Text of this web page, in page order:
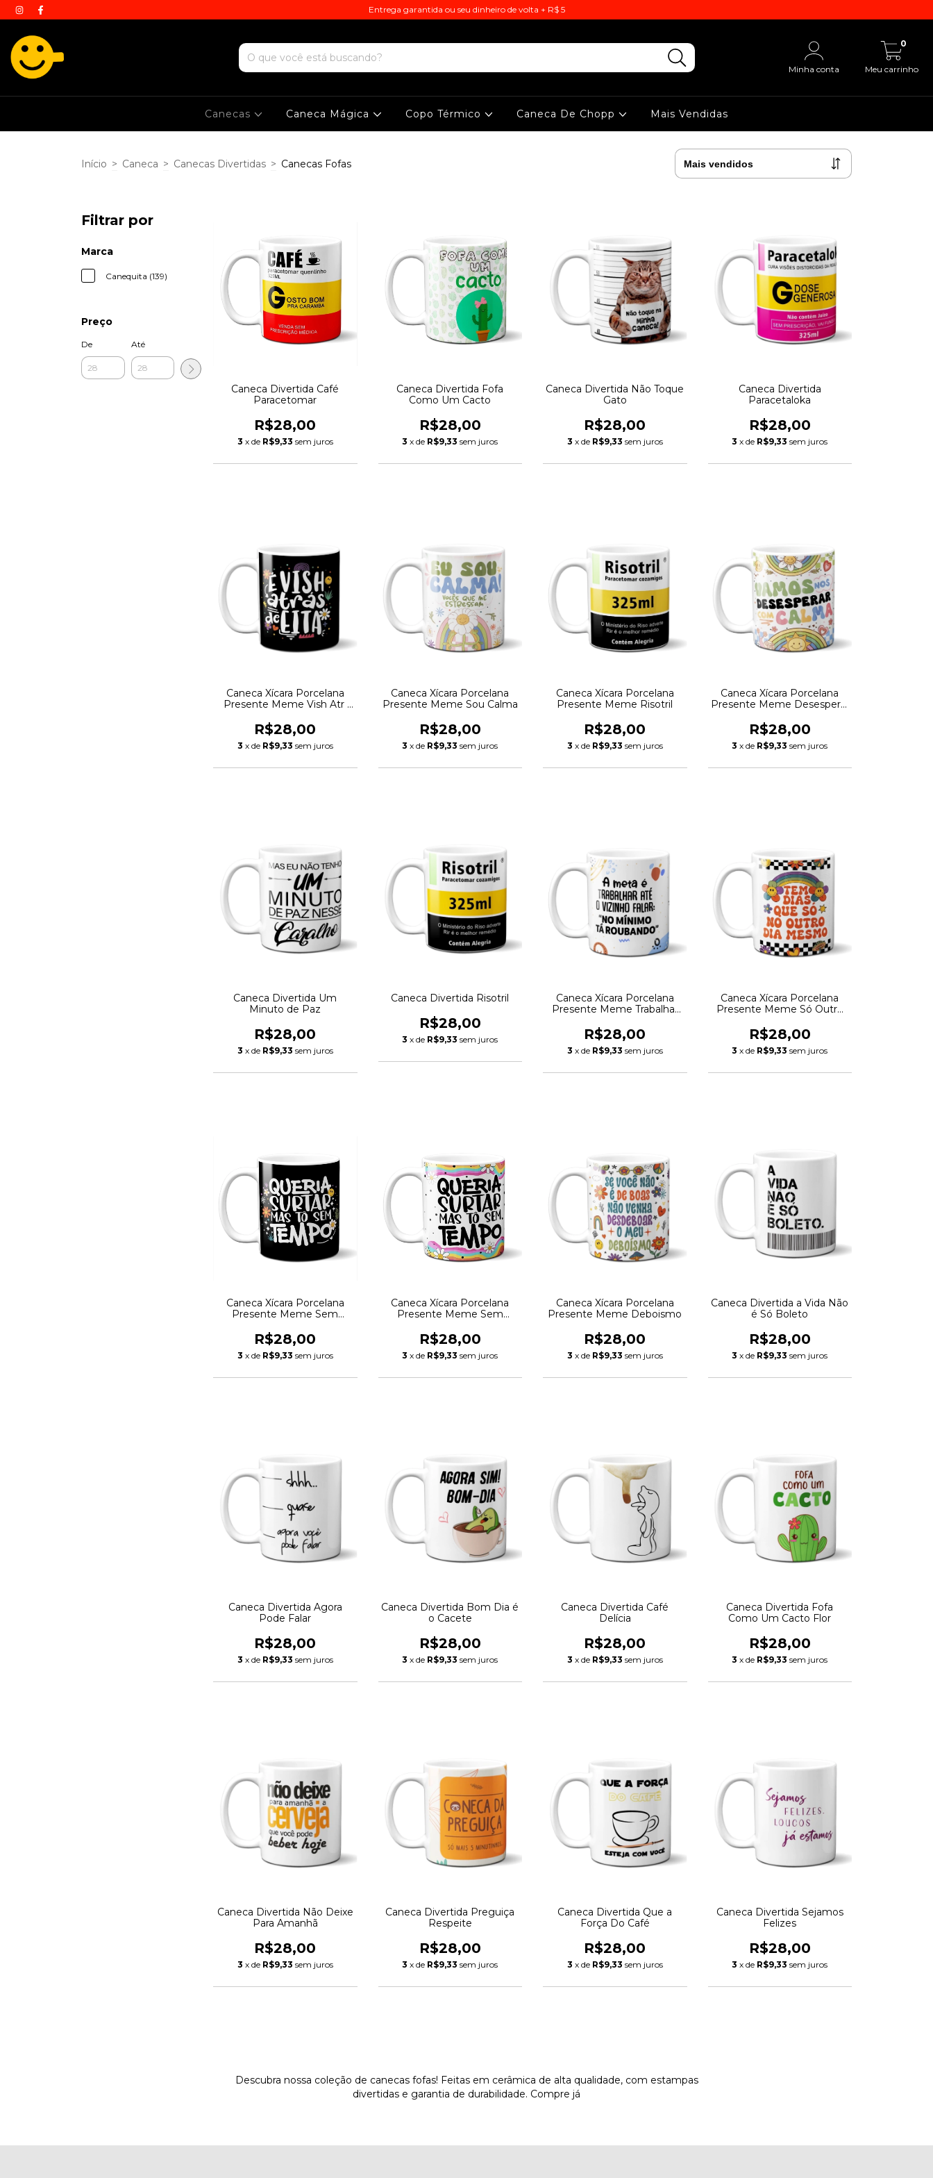
Entrega garantida ou seu dinheiro de volta + R$ 5
Minha conta Meu carrinho
0
Canecas Caneca Mágica Copo Térmico Caneca De Chopp Mais Vendidas
Início > Caneca > Canecas Divertidas > Canecas Fofas
Filtrar por
Marca
Canequita (139)
Preço
De Até
Caneca Divertida Café
Paracetomar
R$28,00
3 x de R$9,33 sem juros
Caneca Divertida Fofa
Como Um Cacto
R$28,00
3 x de R$9,33 sem juros
Caneca Divertida Não Toque
Gato
R$28,00
3 x de R$9,33 sem juros
Caneca Divertida
Paracetaloka
R$28,00
3 x de R$9,33 sem juros
Caneca Xícara Porcelana
Presente Meme Vish Atr
R$28,00
3 x de R$9,33 sem juros
Caneca Xícara Porcelana
Presente Meme Sou Calma
R$28,00
3 x de R$9,33 sem juros
Caneca Xícara Porcelana
Presente Meme Risotril
R$28,00
3 x de R$9,33 sem juros
Caneca Xícara Porcelana
Presente Meme Desesperar
R$28,00
3 x de R$9,33 sem juros
Caneca Divertida Um
Minuto de Paz
R$28,00
3 x de R$9,33 sem juros
Caneca Divertida Risotril
R$28,00
3 x de R$9,33 sem juros
Caneca Xícara Porcelana
Presente Meme Trabalhar
R$28,00
3 x de R$9,33 sem juros
Caneca Xícara Porcelana
Presente Meme Só Outro
R$28,00
3 x de R$9,33 sem juros
Caneca Xícara Porcelana
Presente Meme Sem
R$28,00
3 x de R$9,33 sem juros
Caneca Xícara Porcelana
Presente Meme Sem
R$28,00
3 x de R$9,33 sem juros
Caneca Xícara Porcelana
Presente Meme Deboismo
R$28,00
3 x de R$9,33 sem juros
Caneca Divertida a Vida Não
é Só Boleto
R$28,00
3 x de R$9,33 sem juros
Caneca Divertida Agora
Pode Falar
R$28,00
3 x de R$9,33 sem juros
Caneca Divertida Bom Dia é
o Cacete
R$28,00
3 x de R$9,33 sem juros
Caneca Divertida Café
Delícia
R$28,00
3 x de R$9,33 sem juros
Caneca Divertida Fofa
Como Um Cacto Flor
R$28,00
3 x de R$9,33 sem juros
Caneca Divertida Não Deixe
Para Amanhã
R$28,00
3 x de R$9,33 sem juros
Caneca Divertida Preguiça
Respeite
R$28,00
3 x de R$9,33 sem juros
Caneca Divertida Que a
Força Do Café
R$28,00
3 x de R$9,33 sem juros
Caneca Divertida Sejamos
Felizes
R$28,00
3 x de R$9,33 sem juros
Descubra nossa coleção de canecas fofas! Feitas em cerâmica de alta qualidade, com estampas
divertidas e garantia de durabilidade. Compre já